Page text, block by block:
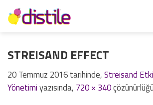
İçeriğe
atla
STREISAND EFFECT
20 Temmuz 2016tarihinde,Streisand
Yönetimiyazısında, 720 × 340